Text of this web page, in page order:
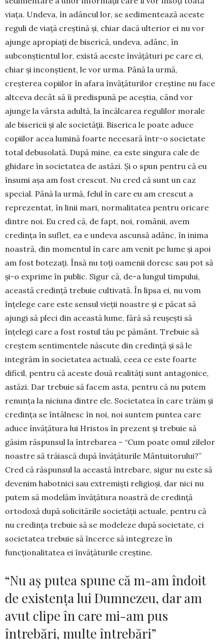
viața. Undeva, în adâncul lor, se sedimentează aceste
reguli de viață creștină și, chiar dacă ulterior ei nu vor
ajunge apropiați de biserică, undeva, adânc, în
subconștientul lor, există aceste învățături pe care ei,
chiar și inconștient, le vor urma. Până la urmă,
creșterea copiilor în afara învățăturilor creștine nu face
altceva decât să îi predispună pe aceștia, când vor
ajunge la vârsta adultă, la încălcarea regulilor morale
ale bisericii și ale societății. Biserica le poate aduce
copiilor acea lumină foarte necesară într-o societate
total debusolată. După mine, ea este singura cale de
ghidare în societatea de astăzi. Și o spun pentru că eu
însumi așa am fost crescut. Nu cred că sunt un caz
special. Până la urmă, felul în care eu am crescut a
reprezentat, în linii mari, normalitatea pentru oricare
dintre noi. Eu cred că, de fapt, noi, românii, avem
credința în suflet, ea e undeva ascunsă adânc, în inima
noastră, din momentul în care am venit pe lume și apoi
am fost botezați. Însă nu toți oamenii doresc sau pot să
și-o exprime în public. Sigur că, de-a lungul timpului,
această credință trebuie cultivată. În lipsa ei, nu vom
înțelege care este sensul vieții noastre și e păcat să
ajungi să pleci din această lume, fără să reușești să
înțelegi care a fost rostul tău pe pământ. Trebuie să
creștem sentimentele născute din credință și să le
integrăm în societatea actuală, ceea ce este foarte
dificil, pentru că aceste două realități sunt antagonice,
astăzi. Dar trebuie să facem asta, pentru că nu putem
renunța la niciuna dintre ele. Societatea în care trăim și
credința se întâlnesc în noi, noi suntem puntea care
aduce învățătura lui Hristos în prezent și trebuie să
găsim răspunsul la întrebarea – “Cum poate omul zilelor
noastre să trăiască după învățăturile Mântuitorului?”
Cred că răspunsul la această întrebare, sigur nu este să
devenim habotnici sau extremiști religioși, dar nici nu
putem să modelăm învățătura noastră de credință
ortodoxă după solicitările societății actuale, pentru că
nu credința trebuie să se modeleze după societate, ci
societatea trebuie să încerce să integreze în
funcționalitatea ei învățăturile creștine.
“Nu aș putea spune că m-am îndoit
de existența lui Dumnezeu, dar am
avut clipe în care mi-am pus
întrebări, multe întrebări”